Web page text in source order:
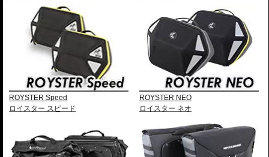
ROYSTER Speed
ロイスター スピード
ROYSTER NEO
ロイスター ネオ